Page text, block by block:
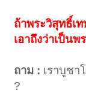
ถ้าพระวิสุทธิ์เ
เอาถึงว่าเป็นพ
ถาม : เราบูชา
?